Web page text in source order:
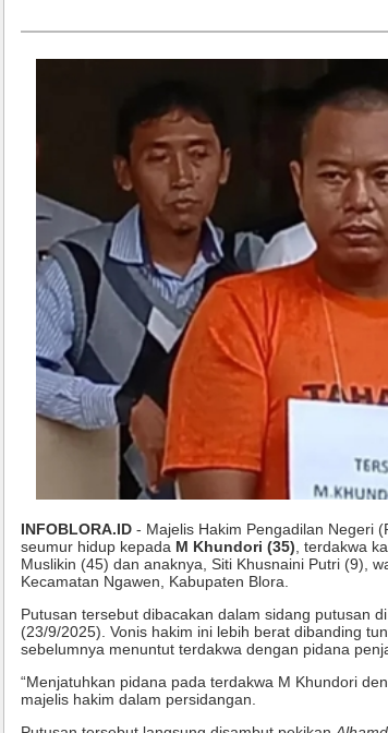
INFOBLORA.ID - Majelis Hakim Pengadilan Negeri
seumur hidup kepada M Khundori (35) , terdakwa
Muslikin (45) dan anaknya, Siti Khusnaini Putri (9),
Kecamatan Ngawen, Kabupaten Blora.
Putusan tersebut dibacakan dalam sidang putusan
(23/9/2025). Vonis hakim ini lebih berat dibanding
sebelumnya menuntut terdakwa dengan pidana
“Menjatuhkan pidana pada terdakwa M Khundori
majelis hakim dalam persidangan.